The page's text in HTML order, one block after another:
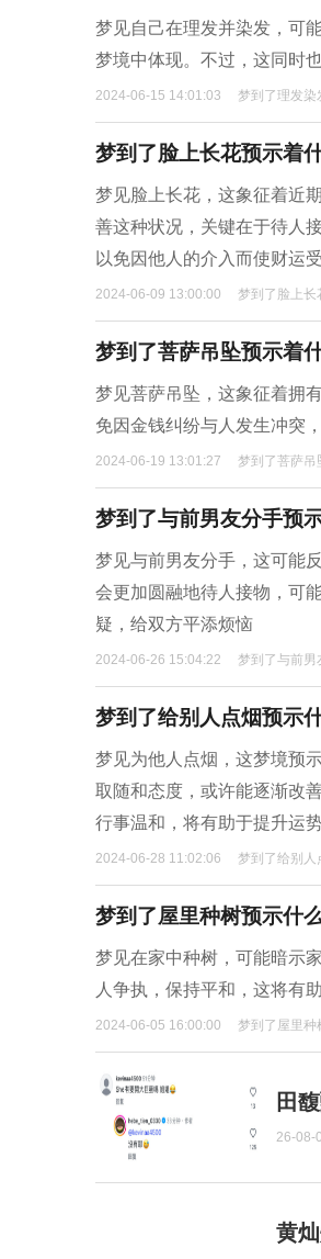
梦见自己在理发并染发，可
梦境中体现。不过，这同时
2024-06-15 14:01:03 梦到了理发染
梦到了脸上长花预示着
梦见脸上长花，这象征着近
善这种状况，关键在于待人
以免因他人的介入而使财运
2024-06-09 13:00:00 梦到了脸上长
梦到了菩萨吊坠预示着
梦见菩萨吊坠，这象征着拥
免因金钱纠纷与人发生冲突
2024-06-19 13:01:27 梦到了菩萨吊
梦到了与前男友分手预
梦见与前男友分手，这可能
会更加圆融地待人接物，可
疑，给双方平添烦恼
2024-06-26 15:04:22 梦到了与前男
梦到了给别人点烟预示
梦见为他人点烟，这梦境预
取随和态度，或许能逐渐改
行事温和，将有助于提升运
2024-06-28 11:02:06 梦到了给别人
梦到了屋里种树预示什
梦见在家中种树，可能暗示
人争执，保持平和，这将有
2024-06-05 16:00:00 梦到了屋里种
田
26-08-
黄